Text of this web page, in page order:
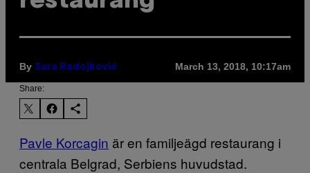
By Sara Radojković March 13, 2018, 10:17am
Share:
Pavle Korcagin är en familjeägd restaurang i
centrala Belgrad, Serbiens huvudstad.